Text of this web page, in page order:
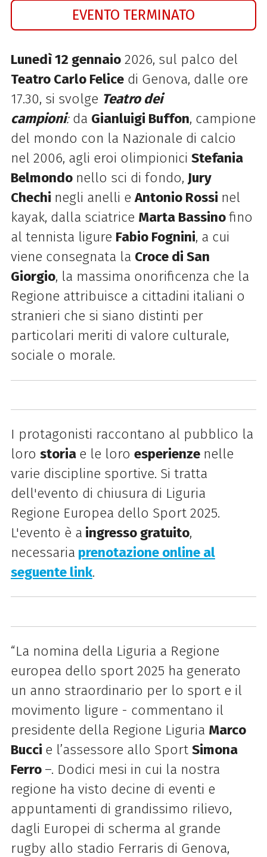
EVENTO TERMINATO
Lunedì 12 gennaio2026, sul palco del
Teatro Carlo Felicedi Genova, dalle ore
17.30, si svolge Teatro dei
campioni: da Gianluigi Buffon, campione
del mondo con la Nazionale di calcio
nel 2006, agli eroi olimpionici Stefania
Belmondo nello sci di fondo, Jury
Chechi negli anelli eAntonio Rossi nel
kayak, dalla sciatrice Marta Bassinofino
al tennista ligure Fabio Fognini, a cui
viene consegnata la Croce di San
Giorgio, la massima onorificenza che la
Regione attribuisce a cittadini italiani o
stranieri che si siano distinti per
particolari meriti di valore culturale,
sociale o morale.
I protagonisti raccontano al pubblico la
loro storia e le loro esperienze nelle
varie discipline sportive. Si tratta
dell'evento di chiusura di Liguria
Regione Europea dello Sport 2025.
L'evento è a ingresso gratuito,
necessaria prenotazione online al
seguente link.
“La nomina della Liguria a Regione
europea dello sport 2025 ha generato
un anno straordinario per lo sport e il
movimento ligure - commentano il
presidente della Regione Liguria Marco
Bucci e l’assessore allo Sport Simona
Ferro –. Dodici mesi in cui la nostra
regione ha visto decine di eventi e
appuntamenti di grandissimo rilievo,
dagli Europei di scherma al grande
rugby allo stadio Ferraris di Genova,